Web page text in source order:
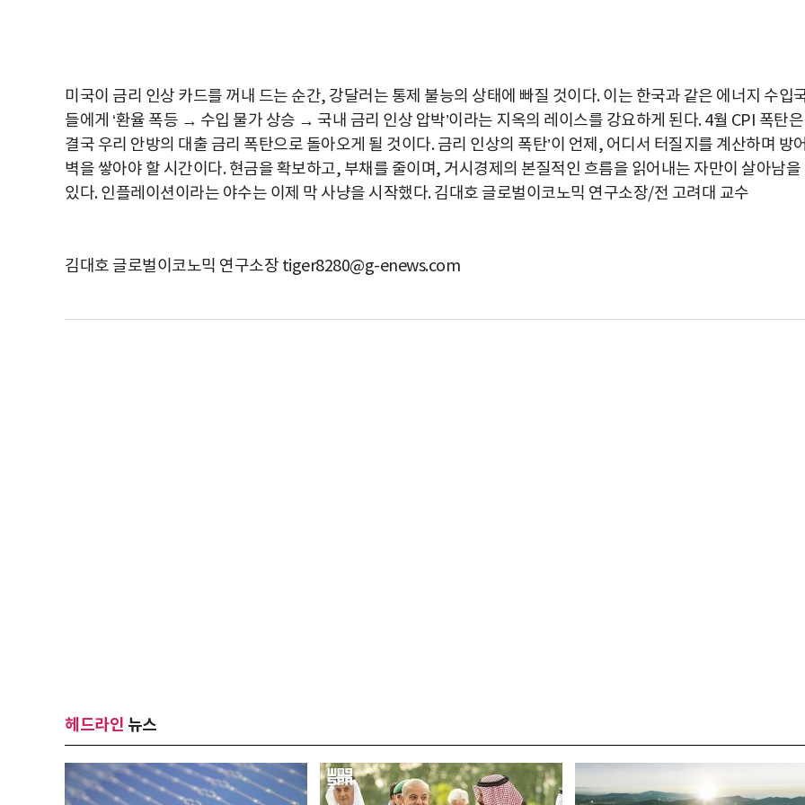
미국이 금리 인상 카드를 꺼내 드는 순간, 강달러는 통제 불능의 상태에 빠질 것이다. 이는 한국과 같은 에너지 수입
들에게 ‘환율 폭등 → 수입 물가 상승 → 국내 금리 인상 압박’이라는 지옥의 레이스를 강요하게 된다. 4월 CPI 폭탄은
결국 우리 안방의 대출 금리 폭탄으로 돌아오게 될 것이다. 금리 인상의 폭탄’이 언제, 어디서 터질지를 계산하며 방어
벽을 쌓아야 할 시간이다. 현금을 확보하고, 부채를 줄이며, 거시경제의 본질적인 흐름을 읽어내는 자만이 살아남을
있다. 인플레이션이라는 야수는 이제 막 사냥을 시작했다. 김대호 글로벌이코노믹 연구소장/전 고려대 교수
김대호 글로벌이코노믹 연구소장 tiger8280@g-enews.com
헤드라인 뉴스